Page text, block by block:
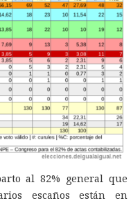
al 82% general que
escaños están en